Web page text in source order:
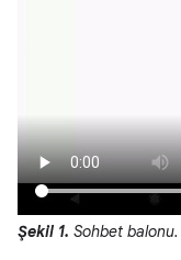
Şekil 1. Sohbet balonu.